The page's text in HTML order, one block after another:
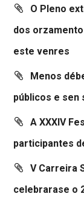
O Pleno
dos
este venres
Menos
públicos e sen
A XXXIV
participantes
V Carreira
celebrarase o